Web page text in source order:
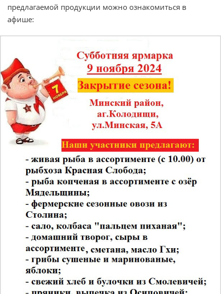
предлагаемой продукции можно ознакомиться в
афише: